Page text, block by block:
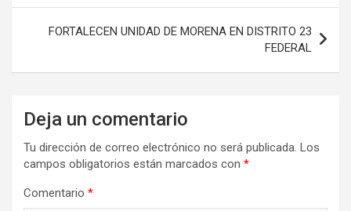
FORTALECEN UNIDAD DE MORENA EN DISTRITO 23
FEDERAL
Deja un comentario
Tu dirección de correo electrónico no será publicada. Los
campos obligatorios están marcados con *
Comentario *